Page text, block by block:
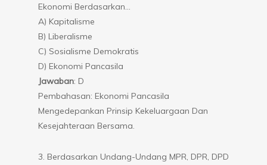
Ekonomi Berdasarkan…
A) Kapitalisme
B) Liberalisme
C) Sosialisme Demokratis
D) Ekonomi Pancasila
Jawaban: D
Pembahasan: Ekonomi Pancasila
Mengedepankan Prinsip Kekeluargaan Dan
Kesejahteraan Bersama.
3. Berdasarkan Undang-Undang MPR, DPR, DPD